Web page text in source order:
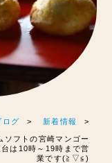
ログ 新着情報
フトの宮崎マンゴー
は10時～19時まで営
業です(≧▽≦)